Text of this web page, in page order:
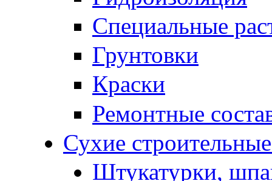
Специальные
Грунтовки
Краски
Ремонтные
Сухие
Штукатурки,